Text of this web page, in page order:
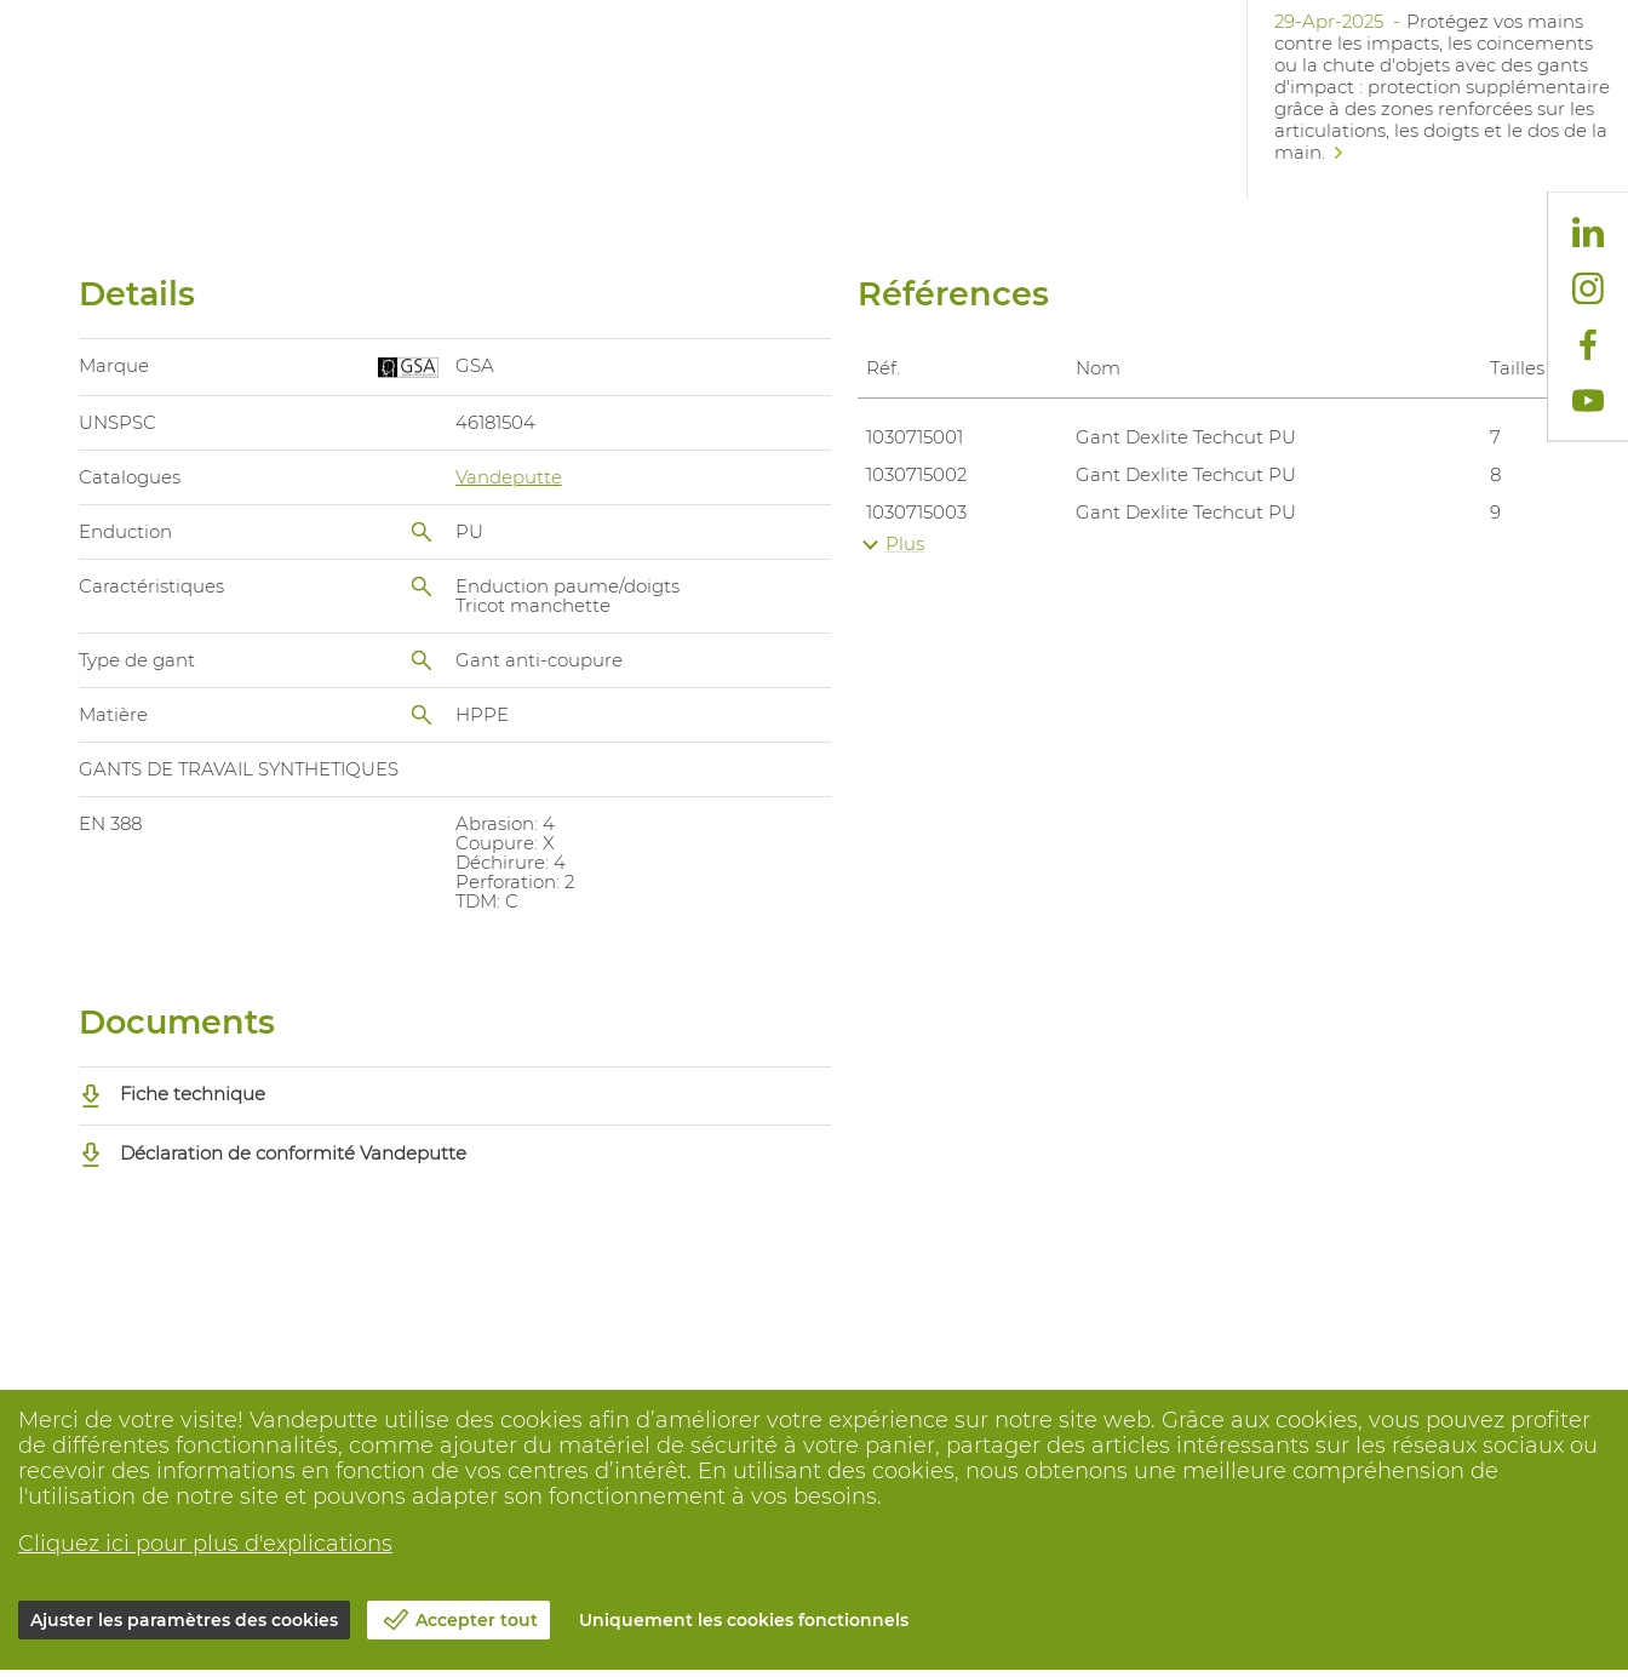
29-Apr-2025
Protégez vos mains
contre les impacts, les coincements
ou la chute d'objets avec des gants
d'impact : protection supplémentaire
grâce à des zones renforcées sur les
articulations, les doigts et le dos de la
main.
Details
Marque GSA
UNSPSC 46181504
Catalogues Vandeputte
Enduction PU
Caractéristiques
Enduction paume/doigts
Tricot manchette
Type de gant Gant anti-coupure
Matière HPPE
GANTS DE TRAVAIL SYNTHETIQUES
EN 388
Abrasion: 4
Coupure: X
Déchirure: 4
Perforation: 2
TDM: C
Références
Réf. Nom Tailles gants
1030715001 Gant Dexlite Techcut PU
7
1030715002
Gant Dexlite Techcut PU
8
1030715003
Gant Dexlite Techcut PU
9
1030715004
Plus
Documents
Fiche technique
Déclaration de conformité Vandeputte
Merci de votre visite! Vandeputte utilise des cookies afin d’améliorer votre expérience sur notre site web. Grâce aux cookies, vous pouvez profiter
de différentes fonctionnalités, comme ajouter du matériel de sécurité à votre panier, partager des articles intéressants sur les réseaux sociaux ou
recevoir des informations en fonction de vos centres d’intérêt. En utilisant des cookies, nous obtenons une meilleure compréhension de
l'utilisation de notre site et pouvons adapter son fonctionnement à vos besoins.
Cliquez ici pour plus d'explications
Ajuster les paramètres des cookies Accepter tout Uniquement les cookies fonctionnels